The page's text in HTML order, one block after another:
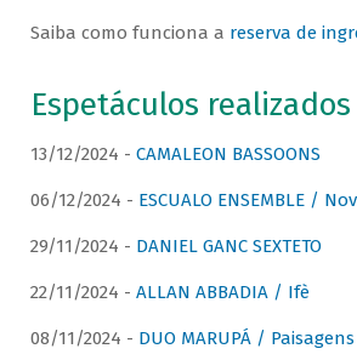
Saiba como funciona a reserva de
Espetáculos realizados
13/12/2024 - CAMALEON BASSOONS
06/12/2024 - ESCUALO ENSEMBLE /
29/11/2024 - DANIEL GANC SEXTETO
22/11/2024 - ALLAN ABBADIA / Ifè
08/11/2024 - DUO MARUPÁ /